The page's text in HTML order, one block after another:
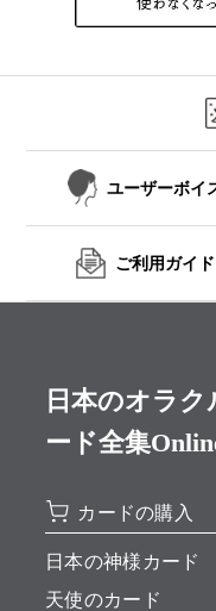
ユーザーボイ
ご利用ガイド
日本のオラ
ード全集
カードの購入
日本の神様カード
天使のカード